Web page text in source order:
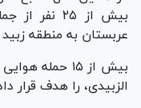
بیش از ۲۵
عربستان به منطقه
بیش از ۱۵
الزبیدی، را هدف قرار